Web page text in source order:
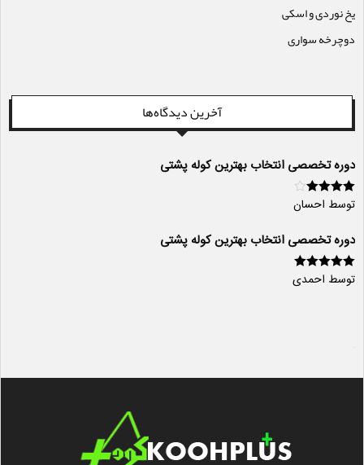
یخ نوردی و اسکی
دوچرخه سواری
آخرین دیدگاه‌ها
دوره تخصصی انتخاب بهترین کوله پشتی
امتیاز 4از
توسط احسان
دوره تخصصی انتخاب بهترین کوله پشتی
امتیاز 5از 5
توسط احمدی